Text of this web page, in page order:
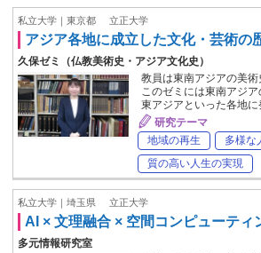
私立大学｜東京都 立正大学
アジア各地に成立した文化・芸術の
久保ゼミ（仏教美術史・アジア文化史）
教員は東南アジアの美術
このゼミには東南アジ
東アジアといった各地
研究テーマ
地域の再生
多様な
質の高い人生の実現
私立大学｜埼玉県 立正大学
AI × 文理融合 × 空間コンピューティ
多元情報研究室